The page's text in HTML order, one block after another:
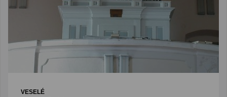
VESELÉ